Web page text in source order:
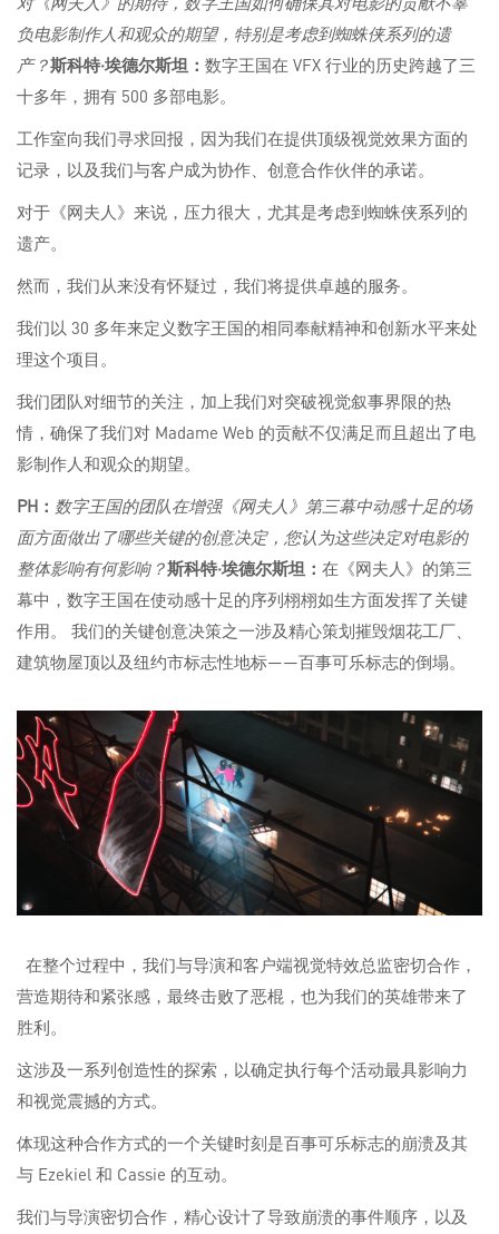
负电影制作人和观众的期望，特别是考虑到蜘蛛侠系列的遗
产？斯科特·埃德尔斯坦： 数字王国在 VFX 行业的历史跨越了三
十多年，拥有 500 多部电影。
工作室向我们寻求回报，因为我们在提供顶级视觉效果方面的
记录，以及我们与客户成为协作、创意合作伙伴的承诺。
对于《网夫人》来说，压力很大，尤其是考虑到蜘蛛侠系列的
遗产。
然而，我们从来没有怀疑过，我们将提供卓越的服务。
我们以 30 多年来定义数字王国的相同奉献精神和创新水平来处
理这个项目。
我们团队对细节的关注，加上我们对突破视觉叙事界限的热
情，确保了我们对 Madame Web 的贡献不仅满足而且超出了电
影制作人和观众的期望。
PH： 数字王国的团队在增强《网夫人》第三幕中动感十足的场
面方面做出了哪些关键的创意决定，您认为这些决定对电影的
整体影响有何影响？斯科特·埃德尔斯坦： 在《网夫人》的第三
幕中，数字王国在使动感十足的序列栩栩如生方面发挥了关键
作用。 我们的关键创意决策之一涉及精心策划摧毁烟花工厂、
建筑物屋顶以及纽约市标志性地标——百事可乐标志的倒塌。
在整个过程中，我们与导演和客户端视觉特效总监密切合作，
营造期待和紧张感，最终击败了恶棍，也为我们的英雄带来了
胜利。
这涉及一系列创造性的探索，以确定执行每个活动最具影响力
和视觉震撼的方式。
体现这种合作方式的一个关键时刻是百事可乐标志的崩溃及其
与 Ezekiel 和 Cassie 的互动。
我们与导演密切合作，精心设计了导致崩溃的事件顺序，以及